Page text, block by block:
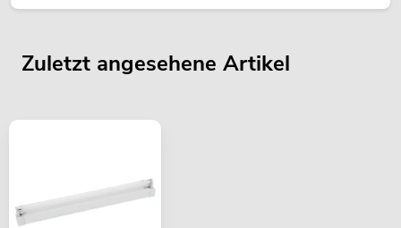
Zuletzt angesehene Artikel